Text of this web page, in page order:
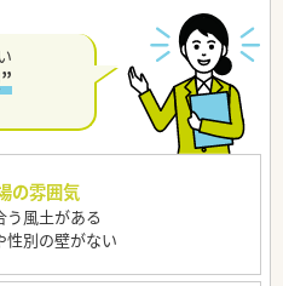
の雰囲気
う風土がある
性別の壁がない